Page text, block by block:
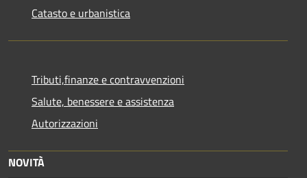
Catasto e urbanistica
Tributi,finanze e contravvenzioni
Salute, benessere e assistenza
Autorizzazioni
NOVITÀ